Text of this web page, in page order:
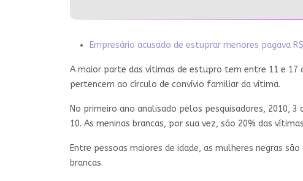
Empresário acusado de estuprar menores pagava
A maior parte das vítimas de estupro tem entre 11 e 17
pertencem ao círculo de convívio familiar da vítima.
No primeiro ano analisado pelos pesquisadores, 2010,
10. As meninas brancas, por sua vez, são 20% das
Entre pessoas maiores de idade, as mulheres negras
brancas.